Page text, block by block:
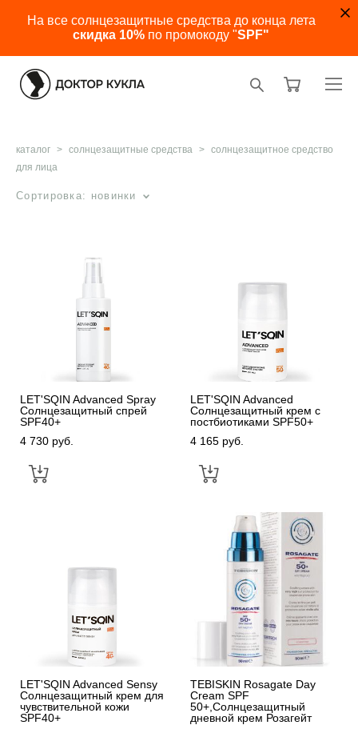
На все солнцезащитные средства до конца лета
скидка 10% по промокоду "SPF"
каталог > солнцезащитные средства > солнцезащитное средство
для лица
Сортировка: новинки
LET'SQIN Advanced Spray
Солнцезащитный спрей
SPF40+
4 730 pуб.
LET'SQIN Advanced
Солнцезащитный крем с
постбиотиками SPF50+
4 165 pуб.
LET'SQIN Advanced Sensy
Солнцезащитный крем для
чувствительной кожи
SPF40+
TEBISKIN Rosagate Day
Cream SPF
50+,Солнцезащитный
дневной крем Розагейт